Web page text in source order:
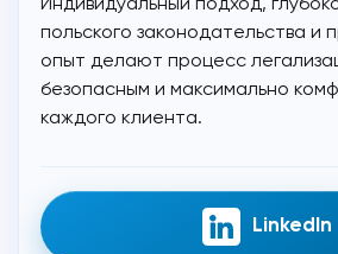
Индивидуальный подход,
польского законодательства и
опыт делают процесс
безопасным и максимально
каждого клиента.
LinkedIn